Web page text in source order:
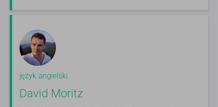
język angielski
David Moritz